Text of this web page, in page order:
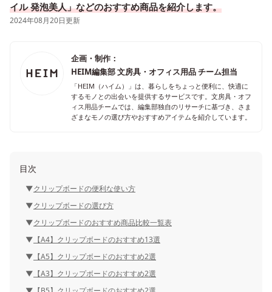
イル 発泡美人」などのおすすめ商品を紹介します。
2024年08月20日更新
企画・制作：
HEIM編集部 文房具・オフィス用品 チーム担当
「HEIM（ハイム）」は、暮らしをちょっと便利に、快適に
するモノとの出会いを提供するサービスです。文房具・オフ
ィス用品チームでは、編集部独自のリサーチに基づき、さま
ざまなモノの選び方やおすすめアイテムを紹介しています。
目次
クリップボードの便利な使い方
クリップボードの選び方
クリップボードのおすすめ商品比較一覧表
【A4】クリップボードのおすすめ13選
【A5】クリップボードのおすすめ2選
【A3】クリップボードのおすすめ2選